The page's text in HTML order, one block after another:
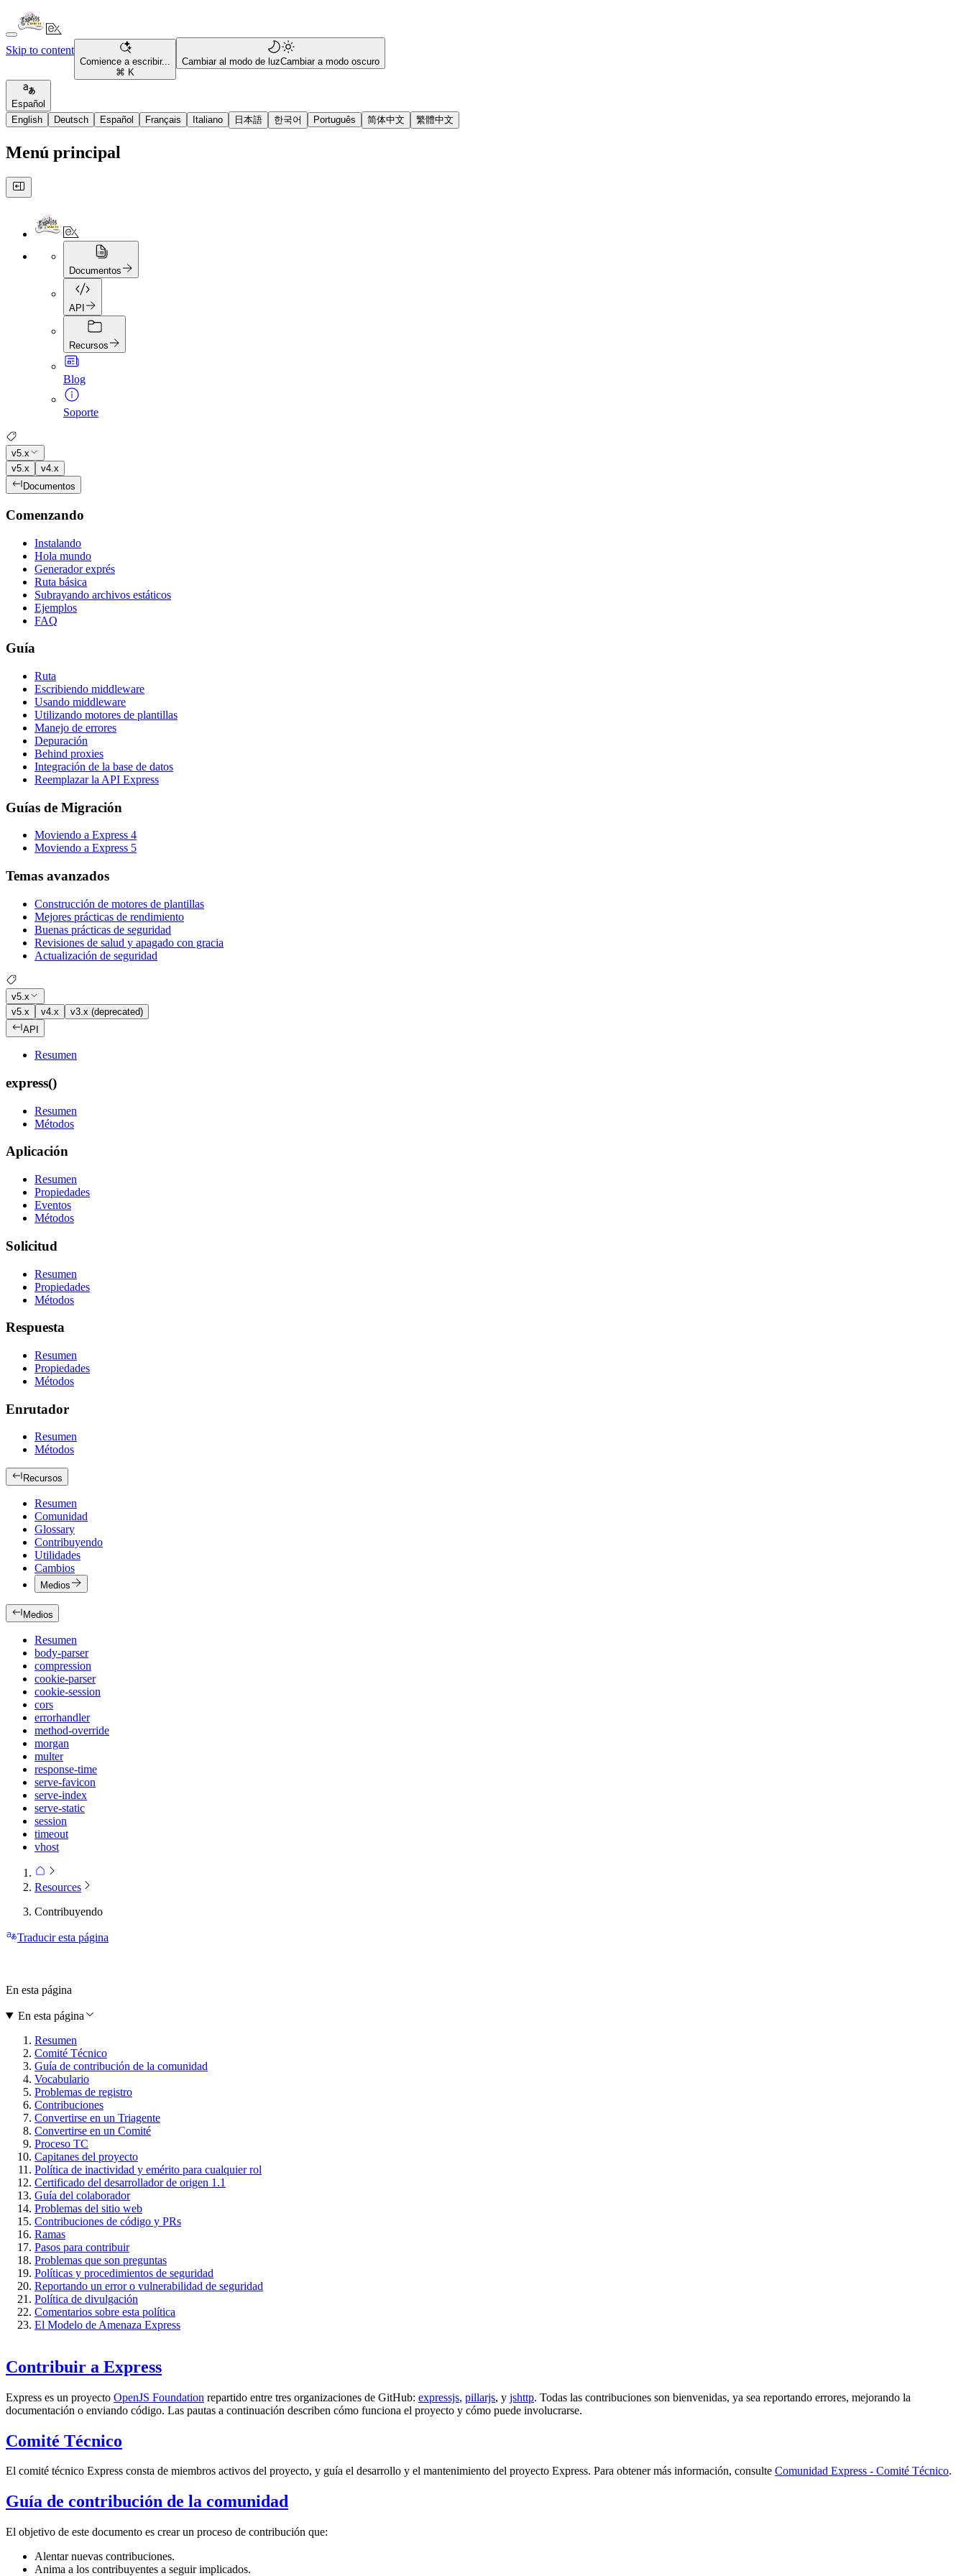
Skip to content
Comience a escribir...
⌘ K
Cambiar al modo de luzCambiar a modo oscuro
Español
English
Deutsch Español Français Italiano 日本語 한국어 Português 简体中文 繁體中文
Menú principal
Documentos
API
Recursos
Blog
Soporte
v5.x
v5.x
v4.x
Documentos
Comenzando
Instalando
Hola mundo
Generador exprés
Ruta básica
Subrayando archivos estáticos
Ejemplos
FAQ
Guía
Ruta
Escribiendo middleware
Usando middleware
Utilizando motores de plantillas
Manejo de errores
Depuración
Behind proxies
Integración de la base de datos
Reemplazar la API Express
Guías de Migración
Moviendo a Express 4
Moviendo a Express 5
Temas avanzados
Construcción de motores de plantillas
Mejores prácticas de rendimiento
Buenas prácticas de seguridad
Revisiones de salud y apagado con gracia
Actualización de seguridad
v5.x
v5.x
v4.x
v3.x (deprecated)
API
Resumen
express()
Resumen
Métodos
Aplicación
Resumen
Propiedades
Eventos
Métodos
Solicitud
Resumen
Propiedades
Métodos
Respuesta
Resumen
Propiedades
Métodos
Enrutador
Resumen
Métodos
Recursos
Resumen
Comunidad
Glossary
Contribuyendo
Utilidades
Cambios
Medios
Medios
Resumen
body-parser
compression
cookie-parser
cookie-session
cors
errorhandler
method-override
morgan
multer
response-time
serve-favicon
serve-index
serve-static
session
timeout
vhost
Resources
Contribuyendo
Traducir esta página
Contribuir a Express
Express es un proyecto OpenJS Foundation repartido entre tres organizaciones de GitHub: expressjs, pillarjs, y jshttp. Todas las contribuciones son bienvenidas, ya sea reportando errores, mejorando la
documentación o enviando código. Las pautas a continuación describen cómo funciona el proyecto y cómo puede involucrarse.
Comité Técnico
El comité técnico Express consta de miembros activos del proyecto, y guía el desarrollo y el mantenimiento del proyecto Express. Para obtener más información, consulte Comunidad Express - Comité Técnico.
Guía de contribución de la comunidad
El objetivo de este documento es crear un proceso de contribución que:
Alentar nuevas contribuciones.
Anima a los contribuyentes a seguir implicados.
En esta página
En esta página
Resumen
Comité Técnico
Guía de contribución de la comunidad
Vocabulario
Problemas de registro
Contribuciones
Convertirse en un Triagente
Convertirse en un Comité
Proceso TC
Capitanes del proyecto
Política de inactividad y emérito para cualquier rol
Certificado del desarrollador de origen 1.1
Guía del colaborador
Problemas del sitio web
Contribuciones de código y PRs
Ramas
Pasos para contribuir
Problemas que son preguntas
Políticas y procedimientos de seguridad
Reportando un error o vulnerabilidad de seguridad
Política de divulgación
Comentarios sobre esta política
El Modelo de Amenaza Express